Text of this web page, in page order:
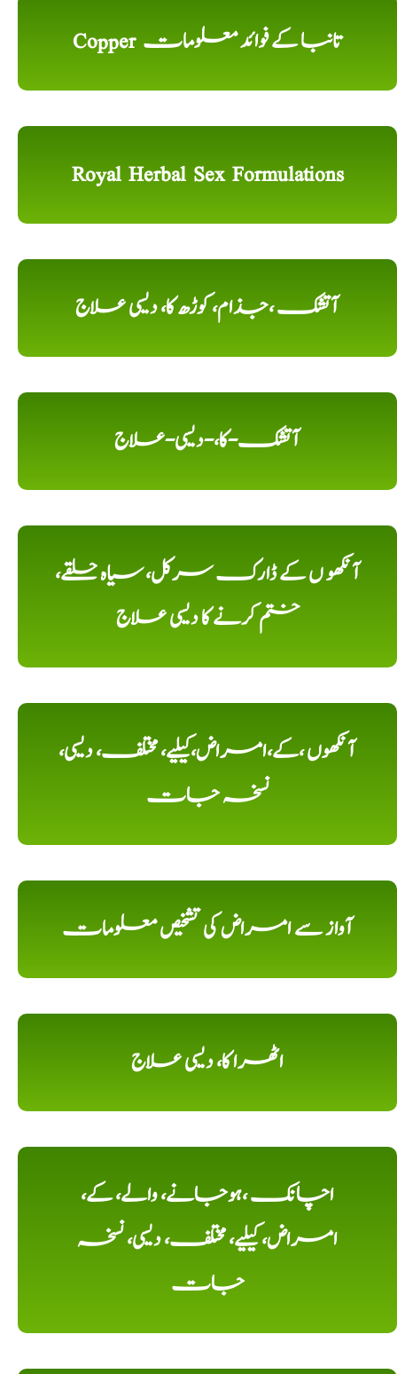
Copper تانبا کے فوائد معلومات
Royal Herbal Sex Formulations
آتشک ،جذام، کوڑھ کا، دیسی علاج
آتشک-کا،-دیسی-علاج
آنکھو ں کے ڈارک سرکل، سیاہ حلقے،
ختم کرنے کا دیسی علاج
آنکھوں ،کے،امراض،کیلیے، مختلف، دیسی،
نسخہ جات
آواز سے امراض کی تشخیص معلومات
اٹھرا کا، دیسی علاج
اچانک ،ہوجانے، والے، کے،
امراض، کیلیے، مختلف، دیسی، نسخہ
جات